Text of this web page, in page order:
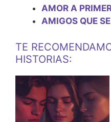
AMOR A
AMIGOS QUE
TE
HISTORIAS: